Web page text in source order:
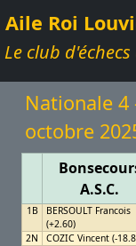
Aile Roi
Le club
Nationale 4
octobre
A.S.C.
1B
BERSOULT Francois
(+2.60)
2N COZIC Vincent (-